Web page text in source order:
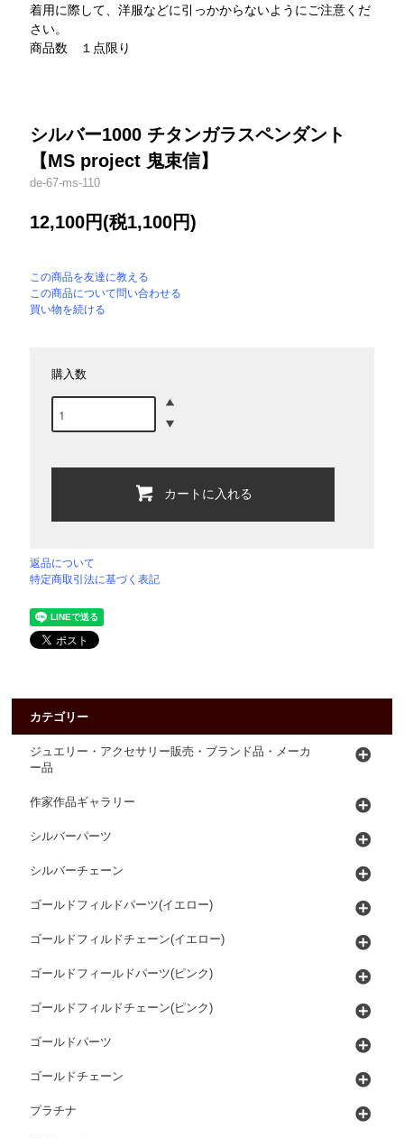
着用に際して、洋服などに引っかからないようにご注意くだ
さい。
商品数 １点限り
シルバー1000 チタンガラスペンダント
【MS project 鬼束信】
de-67-ms-110
12,100円(税1,100円)
この商品を友達に教える
この商品について問い合わせる
買い物を続ける
購入数
カートに入れる
返品について
特定商取引法に基づく表記
カテゴリー
ジュエリー・アクセサリー販売・ブランド品・メーカ
ー品
作家作品ギャラリー
シルバーパーツ
シルバーチェーン
ゴールドフィルドパーツ(イエロー)
ゴールドフィルドチェーン(イエロー)
ゴールドフィールドパーツ(ピンク)
ゴールドフィルドチェーン(ピンク)
ゴールドパーツ
ゴールドチェーン
プラチナ